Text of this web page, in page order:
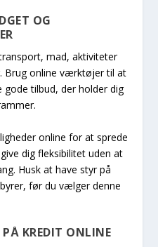
OG
mad, aktiviteter
Brug online værktøjer til at
gode tilbud, der holder dig
online for at sprede
dig fleksibilitet uden at
Husk at have styr på
før du vælger denne
PÅ KREDIT ONLINE